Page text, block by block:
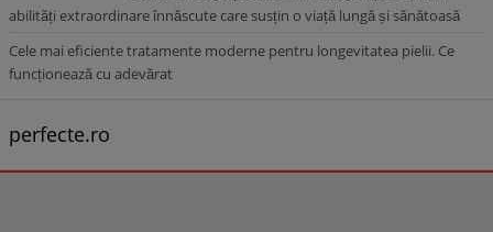
abilități extraordinare înnăscute care susțin o viață lungă și sănătoasă
Cele mai eficiente tratamente moderne pentru longevitatea pielii. Ce
funcționează cu adevărat
perfecte.ro